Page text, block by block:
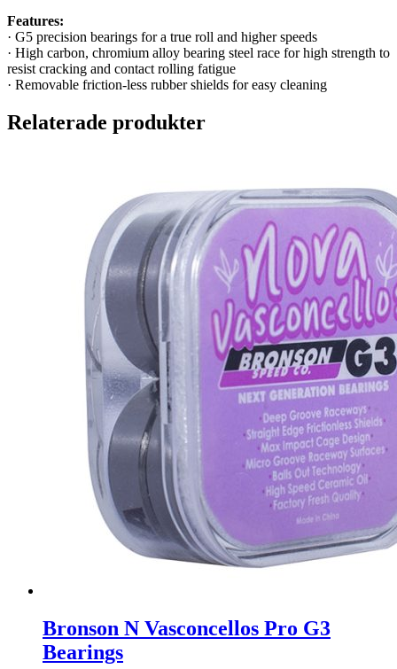
Features:
· G5 precision bearings for a true roll and higher speeds
· High carbon, chromium alloy bearing steel race for high strength to
resist cracking and contact rolling fatigue
· Removable friction-less rubber shields for easy cleaning
Relaterade produkter
Bronson N Vasconcellos Pro G3
Bearings